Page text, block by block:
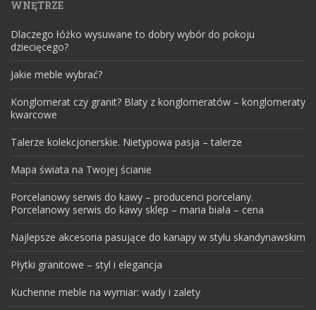
WNĘTRZE
Dlaczego łóżko wysuwane to dobry wybór do pokoju
dziecięcego?
Jakie meble wybrać?
Konglomerat czy granit? Blaty z konglomeratów – konglomeraty
Talerze kolekcjonerskie. Nietypowa pasja – talerze
Mapa świata na Twojej ścianie
Porcelanowy serwis do kawy – producenci porcelany.
Porcelanowy serwis do kawy sklep – maria biała – cena
Najlepsze akcesoria pasujące do kanapy w stylu skandynawskim
Płytki granitowe – styl i elegancja